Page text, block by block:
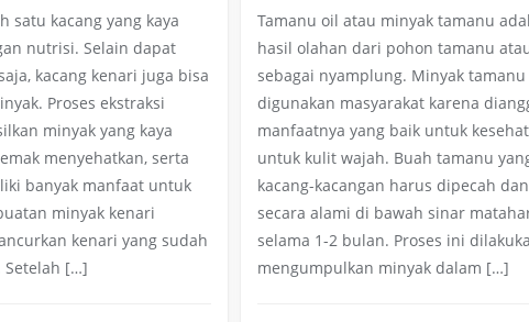
satu kacang yang kaya
nutrisi. Selain dapat
kacang kenari juga bisa
Proses ekstraksi
minyak yang kaya
menyehatkan, serta
banyak manfaat untuk
minyak kenari
kenari yang sudah
Setelah […]
Tamanu oil atau minyak tamanu
hasil olahan dari pohon tamanu
sebagai nyamplung. Minyak
digunakan masyarakat karena
manfaatnya yang baik untuk
untuk kulit wajah. Buah tamanu
kacang-kacangan harus dipecah
secara alami di bawah sinar
selama 1-2 bulan. Proses ini
mengumpulkan minyak dalam […]